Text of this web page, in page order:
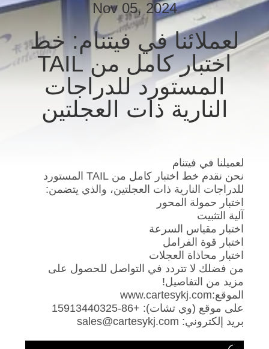
مراقبة
الجودة
القضايا
مدونة
اطلب
اقتباس
DOWN
LOAD
Nov 05, 2024
لعملائنا في فيتنام: خط
اختبار كامل من TAIL
المستورد للدراجات
النارية ذات العجلتين
لعميلنا في فيتنام
نحن نقدم خط اختبار كامل من TAIL المستورد
للدراجات النارية ذات العجلتين، والذي يتضمن:
اختبار حمولة المحور
آلية التثبيت
اختبار مقياس السرعة
اختبار قوة الفرامل
اختبار محاذاة العجلات
من فضلك لا تتردد في التواصل للحصول على
مزيد من التفاصيل!
الموقع:www.cartesykj.com
على موقع (وي تشات): +86-15913440325
بريد إلكتروني: sales@cartesykj.com